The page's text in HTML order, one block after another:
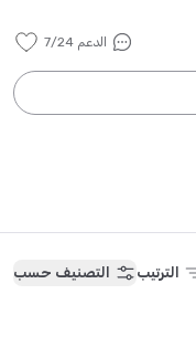
الدعم 7/24
الترتيب التصنيف حسب